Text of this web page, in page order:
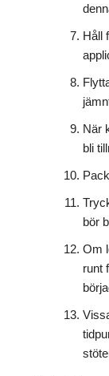
Håll
När
bli
bör
Om
runt